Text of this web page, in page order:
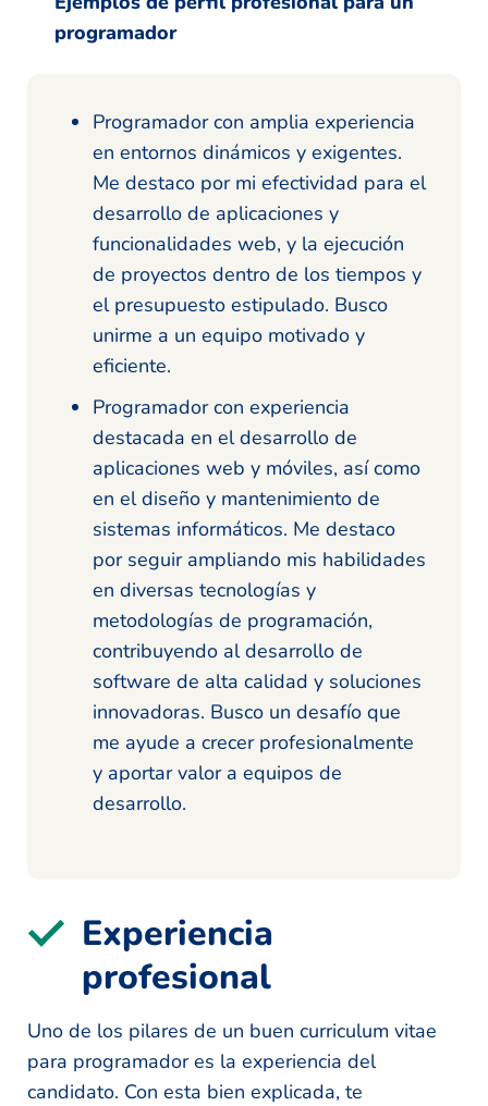
programador
Programador con amplia experiencia
en entornos dinámicos y exigentes.
Me destaco por mi efectividad para el
desarrollo de aplicaciones y
funcionalidades web, y la ejecución
de proyectos dentro de los tiempos y
el presupuesto estipulado. Busco
unirme a un equipo motivado y
eficiente.
Programador con experiencia
destacada en el desarrollo de
aplicaciones web y móviles, así como
en el diseño y mantenimiento de
sistemas informáticos. Me destaco
por seguir ampliando mis habilidades
en diversas tecnologías y
metodologías de programación,
contribuyendo al desarrollo de
software de alta calidad y soluciones
innovadoras. Busco un desafío que
me ayude a crecer profesionalmente
y aportar valor a equipos de
desarrollo.
Experiencia
profesional
Uno de los pilares de un buen curriculum vitae
para programador es la experiencia del
candidato. Con esta bien explicada, te